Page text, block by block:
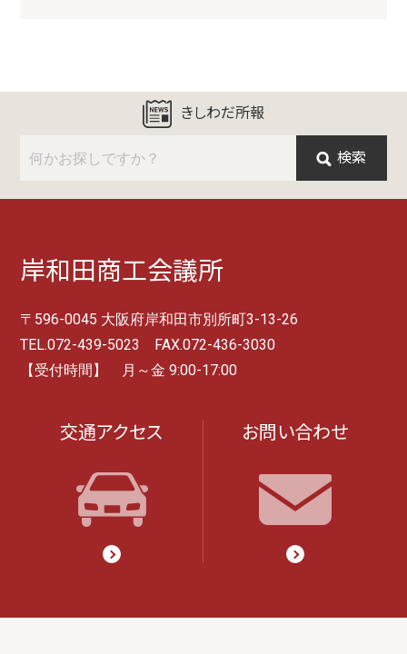
きしわだ所報
検索
岸和田商工会議所
〒596-0045 大阪府岸和田市別所町3-13-26
TEL.072-439-5023 FAX.072-436-3030
【受付時間】 月～金 9:00-17:00
交通アクセス お問い合わせ